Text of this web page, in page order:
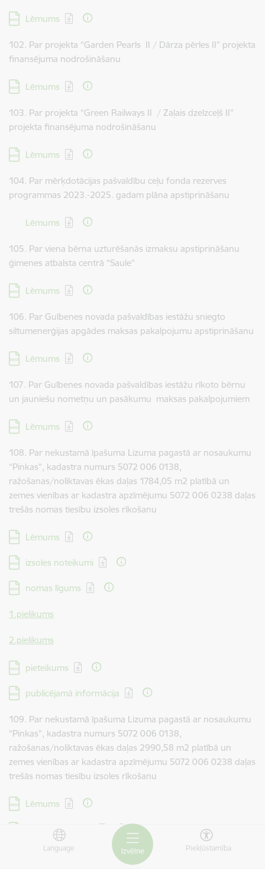
Izvēlne
Language Piekļūstamība
Lejupielādēt:
Lēmums
102. Par projekta “Garden Pearls II / Dārza pērles II” projekta
finansējuma nodrošināšanu
Lejupielādēt:
Lēmums
103. Par projekta “Green Railways II / Zaļais dzelzceļš II”
projekta finansējuma nodrošināšanu
Lejupielādēt:
Lēmums
104. Par mērķdotācijas pašvaldību ceļu fonda rezerves
programmas 2023.-2025. gadam plāna apstiprināšanu
Lejupielādēt:
Lēmums
105. Par viena bērna uzturēšanās izmaksu apstiprināšanu
ģimenes atbalsta centrā “Saule”
Lejupielādēt:
Lēmums
106. Par Gulbenes novada pašvaldības iestāžu sniegto
siltumenerģijas apgādes maksas pakalpojumu apstiprināšanu
Lejupielādēt:
Lēmums
107. Par Gulbenes novada pašvaldības iestāžu rīkoto bērnu
un jauniešu nometņu un pasākumu maksas pakalpojumiem
Lejupielādēt:
Lēmums
108. Par nekustamā īpašuma Lizuma pagastā ar nosaukumu
“Pinkas”, kadastra numurs 5072 006 0138,
ražošanas/noliktavas ēkas daļas 1784,05 m2 platībā un
zemes vienības ar kadastra apzīmējumu 5072 006 0238 daļas
trešās nomas tiesību izsoles rīkošanu
Lejupielādēt:
Lēmums
Lejupielādēt:
izsoles noteikumi
Lejupielādēt:
nomas līgums
1.pielikums
2.pielikums
Lejupielādēt:
pieteikums
Lejupielādēt:
publicējamā informācija
109. Par nekustamā īpašuma Lizuma pagastā ar nosaukumu
“Pinkas”, kadastra numurs 5072 006 0138,
ražošanas/noliktavas ēkas daļas 2990,58 m2 platībā un
zemes vienības ar kadastra apzīmējumu 5072 006 0238 daļas
trešās nomas tiesību izsoles rīkošanu
Lejupielādēt:
Lēmums
Lejupielādēt:
izsoles noteikumi
Lejupielādēt:
nomas līgums